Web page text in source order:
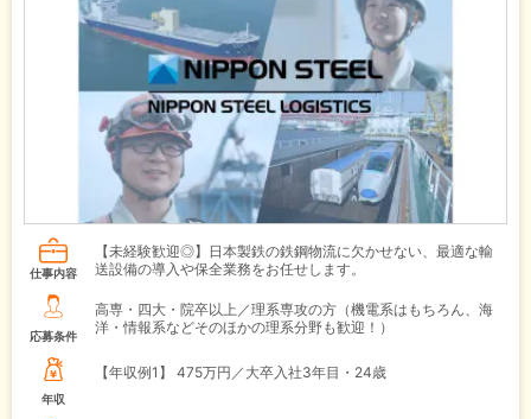
仕事内容
【未経験歓迎◎】日本製鉄の鉄鋼物流に欠かせない、最適な輸
送設備の導入や保全業務をお任せします。
応募条件
高専・四大・院卒以上／理系専攻の方（機電系はもちろん、海
洋・情報系などそのほかの理系分野も歓迎！）
年収
【年収例1】 475万円／大卒入社3年目・24歳